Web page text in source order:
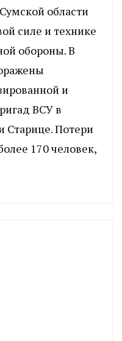
области
силе и технике
обороны. В
и
ВСУ в
Старице. Потери
170 человек,